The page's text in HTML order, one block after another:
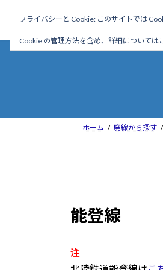
駅名読み方大
ホーム 廃線から探す
能登線
注
プライバシーと Cookie: このサイトでは
Cookie の管理方法を含め、詳細については